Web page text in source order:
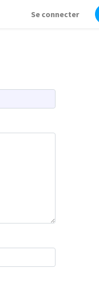
Se connecter